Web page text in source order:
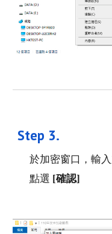
Step 3.
於加密窗口，輸
點選 [確認]